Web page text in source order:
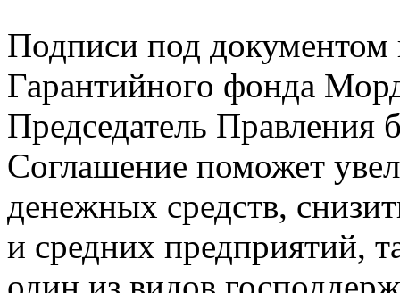
Подписи под документом
Гарантийного фонда
Председатель
Соглашение поможет
денежных средств,
и средних предприятий,